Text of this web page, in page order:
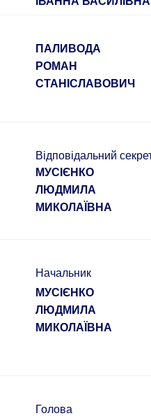
ПАЛИВОДА
РОМАН
СТАНІСЛАВОВИЧ
Відповідальний
МУСІЄНКО
ЛЮДМИЛА
МИКОЛАЇВНА
Начальник
МУСІЄНКО
ЛЮДМИЛА
МИКОЛАЇВНА
Голова